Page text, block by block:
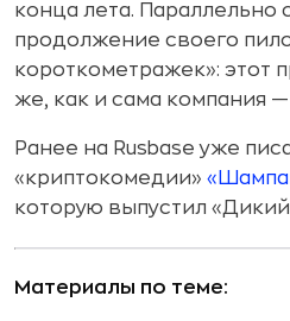
конца лета. Параллельно
продолжение своего
короткометражек»: этот
же, как и сама компания
Ранее на Rusbase уже
«криптокомедии»
которую выпустил «Дикий
Материалы по теме: